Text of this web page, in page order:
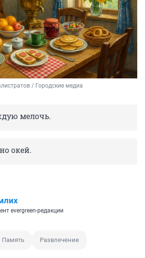
/ Городские медиа
мелочь.
окей.
evergreen-редакции
Память Развлечение